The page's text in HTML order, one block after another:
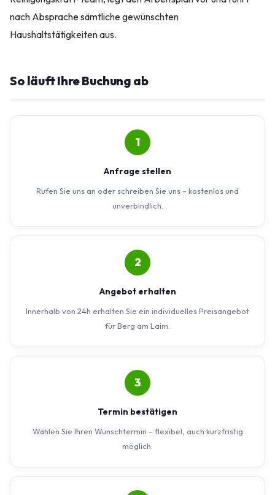
nach Absprache sämtliche gewünschten
Haushaltstätigkeiten aus.
So läuft Ihre Buchung ab
1
Anfrage stellen
Rufen Sie uns an oder schreiben Sie uns – kostenlos und
unverbindlich.
2
Angebot erhalten
Innerhalb von 24h erhalten Sie ein individuelles Preisangebot
für Berg am Laim.
3
Termin bestätigen
Wählen Sie Ihren Wunschtermin – flexibel, auch kurzfristig
möglich.